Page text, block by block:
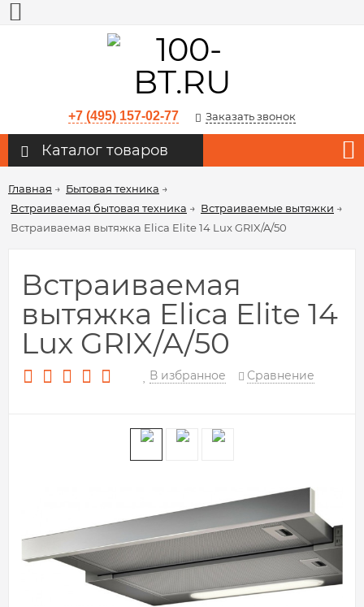
+7 (495) 157-02-77 Заказать звонок
Каталог товаров
Главная → Бытовая техника →
Встраиваемая бытовая техника → Встраиваемые вытяжки →
Встраиваемая вытяжка Elica Elite 14 Lux GRIX/A/50
Встраиваемая
вытяжка Elica Elite 14
Lux GRIX/A/50
В избранное Сравнение